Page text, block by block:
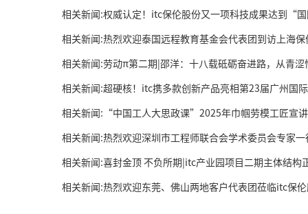
相关新闻:权威认定！itc保伦股份又一项科技成果达到“
相关新闻:劳动π第二期|邵洋：十八载砥砺奋进路，从青
相关新闻:超硬核！itc携多款创新产品亮相第23届广州国
相关新闻:热烈欢迎深圳市工程师联合会学术委员会专家
相关新闻:喜封金顶 不负所期|itc产业园项目二期主体结
相关新闻:热烈欢迎东莞、佛山两地客户代表团莅临itc保